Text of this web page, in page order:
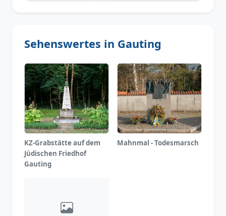
Sehenswertes in Gauting
KZ-Grabstätte auf dem
Jüdischen Friedhof
Gauting
Mahnmal - Todesmarsch